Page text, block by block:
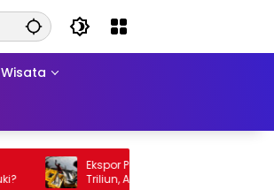
Wisata
Ekspor Perikanan 2025 Tembus Rp105
Triliun, AS Jadi Pasar Utama